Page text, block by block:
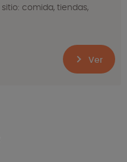
comida, tiendas,
Ver